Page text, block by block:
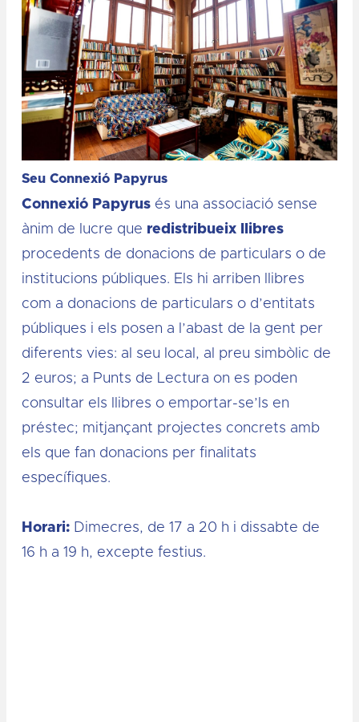
Seu Connexió Papyrus
Connexió Papyrus és una associació sense
ànim de lucre que redistribueix llibres
procedents de donacions de particulars o de
institucions públiques. Els hi arriben llibres
com a donacions de particulars o d’entitats
públiques i els posen a l’abast de la gent per
diferents vies: al seu local, al preu simbòlic de
2 euros; a Punts de Lectura on es poden
consultar els llibres o emportar-se’ls en
préstec; mitjançant projectes concrets amb
els que fan donacions per finalitats
específiques.
Horari: Dimecres, de 17 a 20 h i dissabte de
16 h a 19 h, excepte festius.